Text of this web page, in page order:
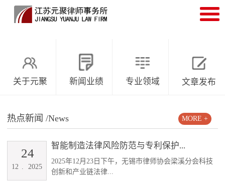
关于元聚 新闻业绩 专业领域 文章发布
热点新闻 /News
智能制造法律风险防范与专利保护...
2025年12月23日下午，无锡市律师协会梁溪分会科技
创新和产业链法律...
12 . 2025
24
MORE +